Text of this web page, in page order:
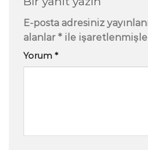
E-posta adresiniz
alanlar * ile
Yorum *